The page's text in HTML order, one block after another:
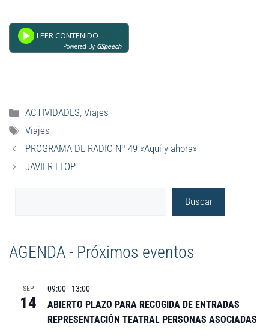
Powered By GSpeech
ACTIVIDADES,Viajes
Viajes
PROGRAMA DE RADIO Nº 49 «Aquí y ahora»
JAVIER LLOP
Buscar
AGENDA - Próximos eventos
SEP
14
09:00-13:00
ABIERTO PLAZO PARA RECOGIDA DE ENTRADAS
REPRESENTACIÓN TEATRAL PERSONAS ASOCIADAS